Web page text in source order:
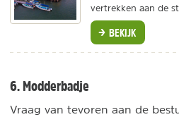
vertrekken aan de
BEKIJK
6. Modderbadje
Vraag van tevoren aan de